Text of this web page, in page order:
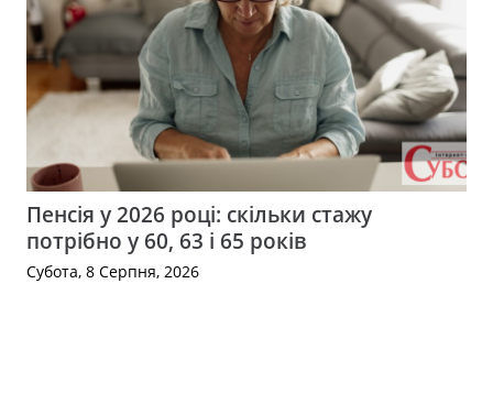
Пенсія у 2026 році: скільки стажу
потрібно у 60, 63 і 65 років
Субота, 8 Серпня, 2026